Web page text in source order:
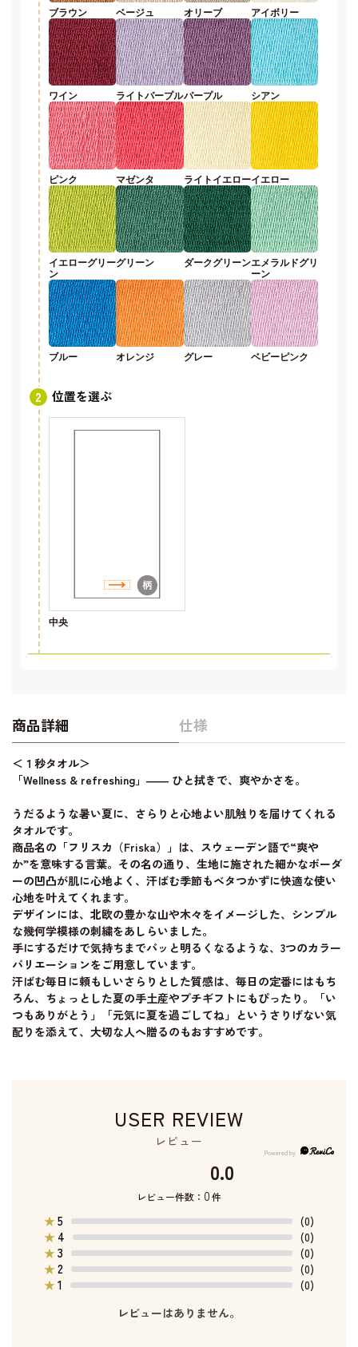
ブラウン ベージュ オリーブ アイボリー
ワイン ライトパープルパープル シアン
ピンク マゼンタ ライトイエローイエロー
イエローグリー
ン
グリーン ダークグリーンエメラルドグリ
ーン
ブルー オレンジ グレー ベビーピンク
位置を選ぶ
中央
商品詳細 仕様
＜１秒タオル＞
「Wellness & refreshing」―― ひと拭きで、爽やかさを。
うだるような暑い夏に、さらりと心地よい肌触りを届けてくれる
タオルです。
商品名の「フリスカ（Friska）」は、スウェーデン語で“爽や
か”を意味する言葉。その名の通り、生地に施された細かなボーダ
ーの凹凸が肌に心地よく、汗ばむ季節もベタつかずに快適な使い
心地を叶えてくれます。
デザインには、北欧の豊かな山や木々をイメージした、シンプル
な幾何学模様の刺繍をあしらいました。
手にするだけで気持ちまでパッと明るくなるような、3つのカラー
バリエーションをご用意しています。
汗ばむ毎日に頼もしいさらりとした質感は、毎日の定番にはもち
ろん、ちょっとした夏の手土産やプチギフトにもぴったり。「い
つもありがとう」「元気に夏を過ごしてね」というさりげない気
配りを添えて、大切な人へ贈るのもおすすめです。
USER REVIEW
レビュー
0.0
レビュー件数： 0件
★5
(0)
★ 4
(0)
★3
(0)
★2
(0)
★1
(0)
レビューはありません。